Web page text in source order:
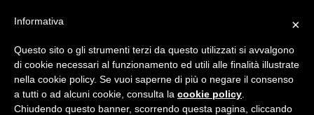
×
Informativa
Questo sito o gli strumenti terzi da questo utilizzati si avvalgono
di cookie necessari al funzionamento ed utili alle finalità illustrate
nella cookie policy. Se vuoi saperne di più o negare il consenso
a tutti o ad alcuni cookie, consulta la cookie policy
Chiudendo questo banner, scorrendo questa pagina, cliccando